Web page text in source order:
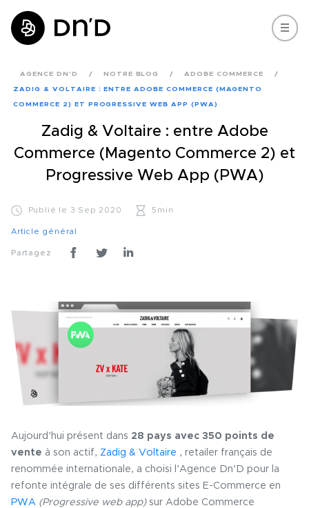
AGENCE DN'D NOTRE BLOG ADOBE COMMERCE
ZADIG & VOLTAIRE : ENTRE ADOBE COMMERCE (MAGENTO
COMMERCE 2) ET PROGRESSIVE WEB APP (PWA)
Zadig & Voltaire : entre Adobe
Commerce (Magento Commerce 2) et
Progressive Web App (PWA)
Publié le 3 Sep 2020 5min
Article général
Partagez
Aujourd’hui présent dans 28 pays avec 350 points de
vente à son actif, Zadig & Voltaire , retailer français de
renommée internationale, a choisi l’Agence Dn’D pour la
refonte intégrale de ses différents sites E-Commerce en
PWA (Progressive web app)sur Adobe Commerce